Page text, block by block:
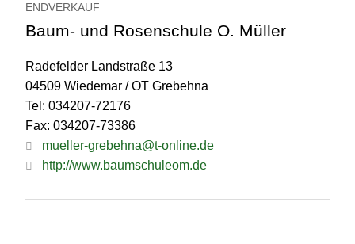
ENDVERKAUF
Baum- und Rosenschule O. Müller
Radefelder Landstraße 13
04509 Wiedemar / OT Grebehna
Tel: 034207-72176
Fax: 034207-73386
mueller-grebehna@t-online.de
http://www.baumschuleom.de